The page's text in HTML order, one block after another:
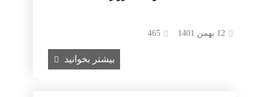
12 بهمن 1401 465
بیشتر بخوانید